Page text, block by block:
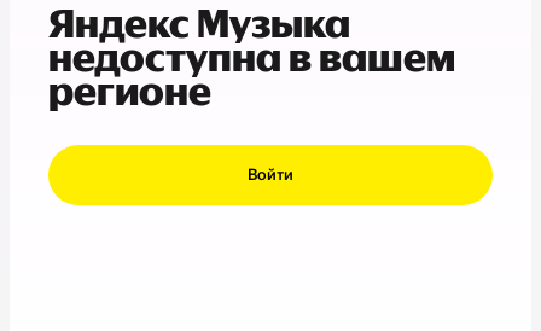
Яндекс Музыка
недоступна в вашем
регионе
Войти